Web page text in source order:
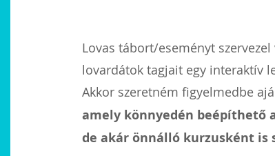
Lovas tábort/eseményt
lovardátok tagjait egy interaktív
Akkor szeretném figyelmedbe
amely könnyedén beépíthető
de akár önnálló kurzusként is